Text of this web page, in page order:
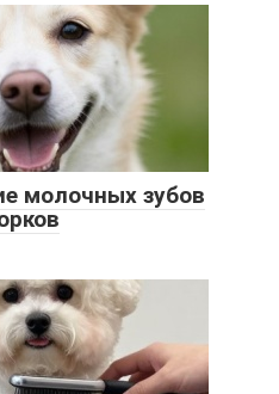
молочных зубов